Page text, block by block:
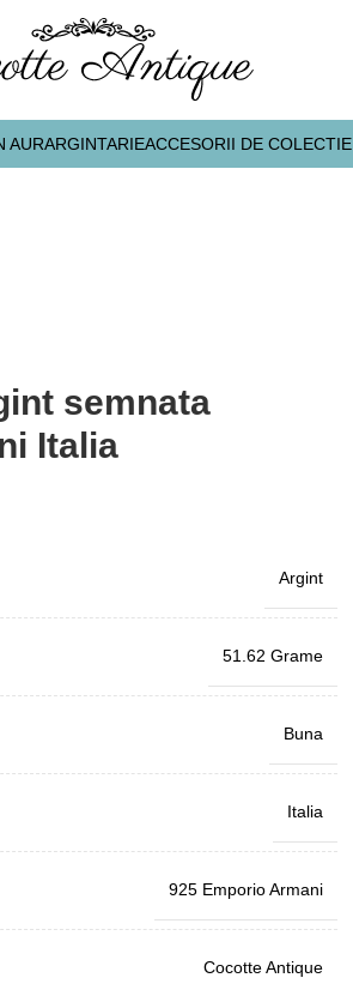
AURARGINTARIEACCESORII DE COLECTIE
semnata
Italia
Argint
51.62 Grame
Buna
Italia
925 Emporio Armani
Cocotte Antique